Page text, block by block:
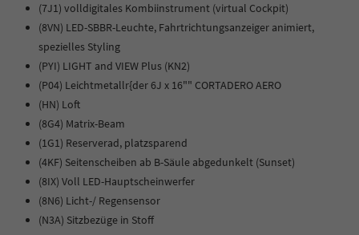
(7J1) volldigitales Kombiinstrument (virtual Cockpit)
(8VN) LED-SBBR-Leuchte, Fahrtrichtungsanzeiger animiert,
spezielles Styling
(PYI) LIGHT and VIEW Plus (KN2)
(P04) Leichtmetallr{der 6J x 16"" CORTADERO AERO
(HN) Loft
(8G4) Matrix-Beam
(1G1) Reserverad, platzsparend
(4KF) Seitenscheiben ab B-Säule abgedunkelt (Sunset)
(8IX) Voll LED-Hauptscheinwerfer
(8N6) Licht-/ Regensensor
(N3A) Sitzbezüge in Stoff